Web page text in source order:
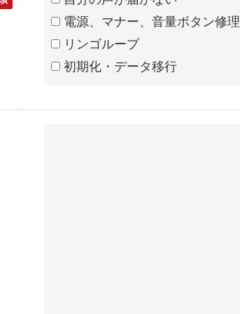
電源、マナー、音量ボタン修理
リンゴループ
初期化・データ移行